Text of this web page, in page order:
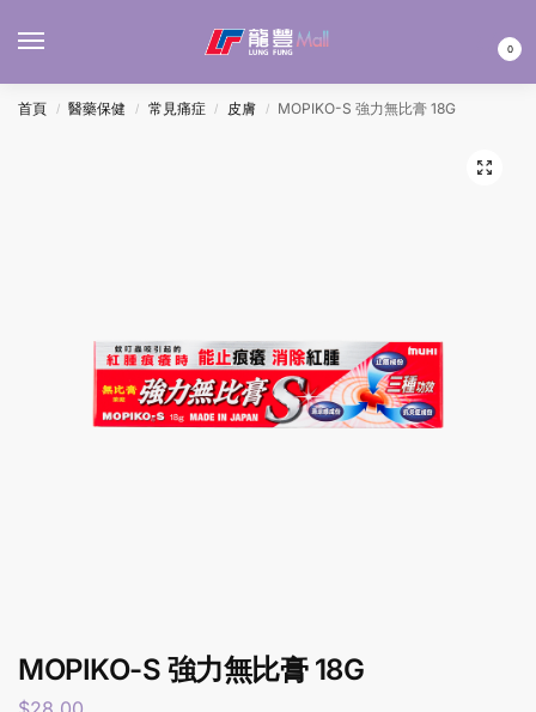
0
首頁 / 醫藥保健 / 常見痛症 / 皮膚 / MOPIKO-S 強力無比膏 18G
MOPIKO-S 強力無比膏 18G